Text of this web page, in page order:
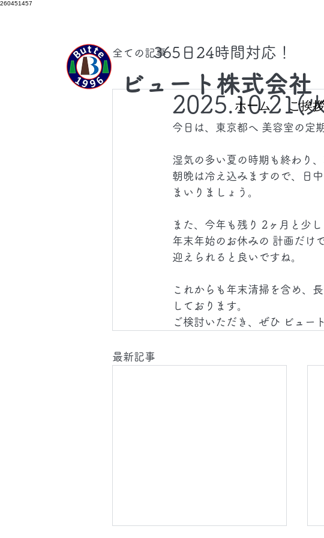
260451457
ビュート株式会社
​365日24時間対応！
ホーム ご挨拶
全ての記事
2025.10.21(
今日は、東京都へ 美容室の定
湿気の多い夏の時期も終わり
朝晩は冷え込みますので、日
まいりましょう。
また、今年も残り 2ヶ月と少し
年末年始のお休みの 計画だけ
迎えられると良いですね。
これからも年末清掃を含め、
しております。
ご検討いただき、ぜひ ビュー
最新記事